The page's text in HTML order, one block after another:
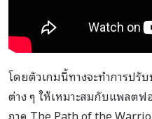
โดยตัวเกมนี้ทางจะทำการปรั
ต่าง ๆ ให้เหมาะสมกับแพลต